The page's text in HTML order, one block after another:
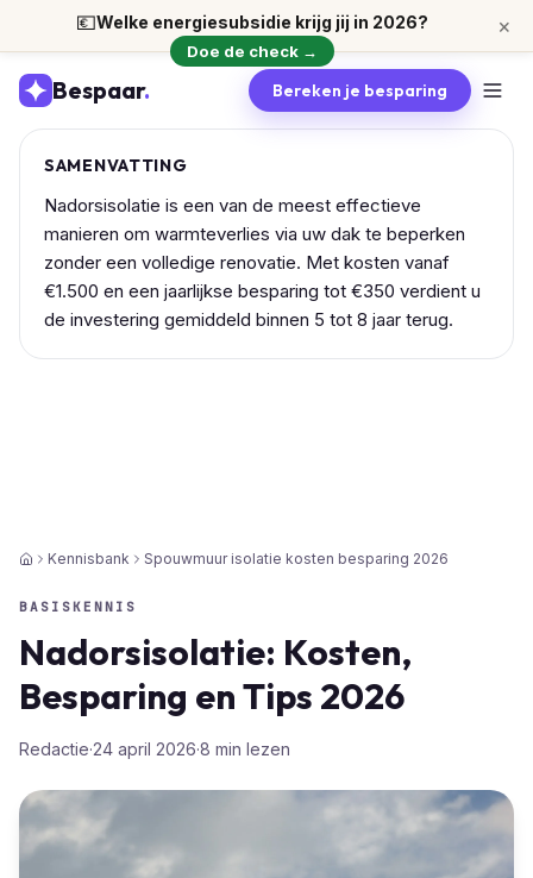
💶Welke energiesubsidie krijg jij in 2026?
Doe de check →
×
Bespaar. Bereken je besparing
SAMENVATTING
Nadorsisolatie is een van de meest effectieve
manieren om warmteverlies via uw dak te beperken
zonder een volledige renovatie. Met kosten vanaf
€1.500 en een jaarlijkse besparing tot €350 verdient u
de investering gemiddeld binnen 5 tot 8 jaar terug.
HomeKennisbank Spouwmuur isolatie kosten besparing 2026
BASISKENNIS
Nadorsisolatie: Kosten,
Besparing en Tips 2026
Redactie·24 april 2026·8 min lezen